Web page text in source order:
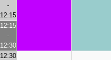
-
12:15
12:15
-
12:30
12:30